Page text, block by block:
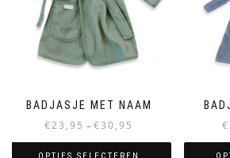
BADJASJE MET NAAM
€23,95 – €30,95
€23,95
tot
€